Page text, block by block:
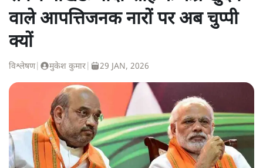
वाले आपत्तिजनक नारों पर अब चुप्पी
क्यों
विश्लेषण| मुकेश कुमार 29 JAN, 2026